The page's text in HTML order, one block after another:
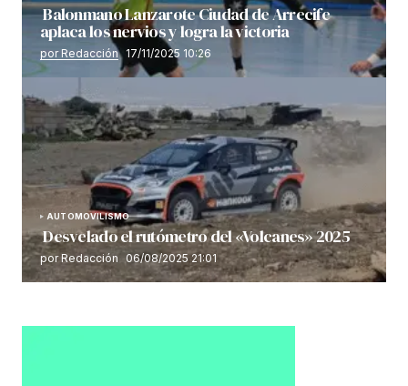
Balonmano Lanzarote Ciudad de Arrecife
aplaca los nervios y logra la victoria
por Redacción 17/11/2025 10:26
AUTOMOVILISMO
Desvelado el rutómetro del «Volcanes» 2025
por Redacción 06/08/2025 21:01